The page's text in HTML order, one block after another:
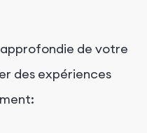
de votre
des expériences